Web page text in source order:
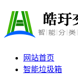
网站首页
智能垃圾箱